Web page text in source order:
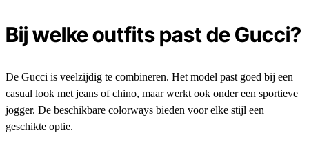
Bij welke outfits past de Gucci?
De Gucci is veelzijdig te combineren. Het model past goed bij een
casual look met jeans of chino, maar werkt ook onder een sportieve
jogger. De beschikbare colorways bieden voor elke stijl een
geschikte optie.